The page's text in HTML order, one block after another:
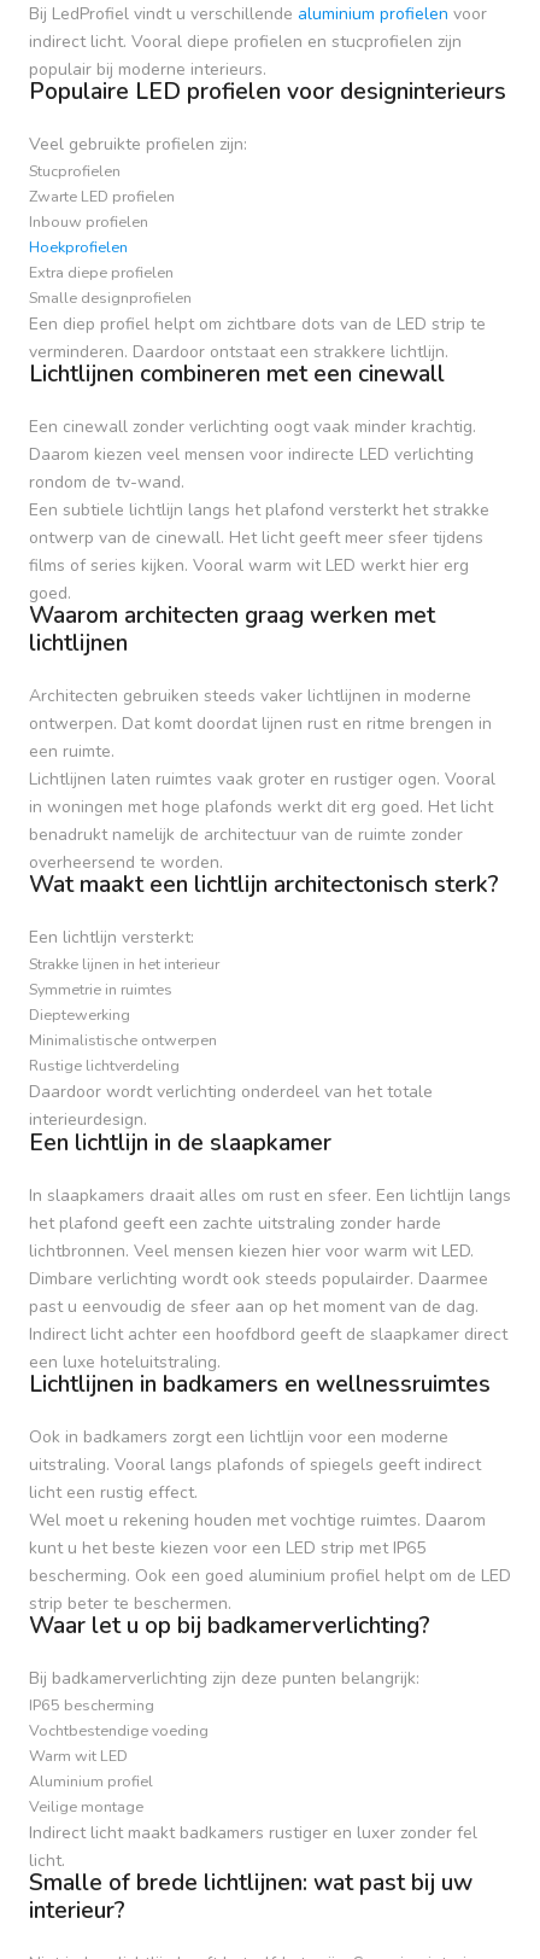
Bij LedProfiel vindt u verschillende aluminium profielen voor
indirect licht. Vooral diepe profielen en stucprofielen zijn
populair bij moderne interieurs.
Populaire LED profielen voor designinterieurs
Veel gebruikte profielen zijn:
Stucprofielen
Zwarte LED profielen
Inbouw profielen
Hoekprofielen
Extra diepe profielen
Smalle designprofielen
Een diep profiel helpt om zichtbare dots van de LED strip te
verminderen. Daardoor ontstaat een strakkere lichtlijn.
Lichtlijnen combineren met een cinewall
Een cinewall zonder verlichting oogt vaak minder krachtig.
Daarom kiezen veel mensen voor indirecte LED verlichting
rondom de tv-wand.
Een subtiele lichtlijn langs het plafond versterkt het strakke
ontwerp van de cinewall. Het licht geeft meer sfeer tijdens
films of series kijken. Vooral warm wit LED werkt hier erg
goed.
Waarom architecten graag werken met
lichtlijnen
Architecten gebruiken steeds vaker lichtlijnen in moderne
ontwerpen. Dat komt doordat lijnen rust en ritme brengen in
een ruimte.
Lichtlijnen laten ruimtes vaak groter en rustiger ogen. Vooral
in woningen met hoge plafonds werkt dit erg goed. Het licht
benadrukt namelijk de architectuur van de ruimte zonder
overheersend te worden.
Wat maakt een lichtlijn architectonisch sterk?
Een lichtlijn versterkt:
Strakke lijnen in het interieur
Symmetrie in ruimtes
Dieptewerking
Minimalistische ontwerpen
Rustige lichtverdeling
Daardoor wordt verlichting onderdeel van het totale
interieurdesign.
Een lichtlijn in de slaapkamer
In slaapkamers draait alles om rust en sfeer. Een lichtlijn langs
het plafond geeft een zachte uitstraling zonder harde
lichtbronnen. Veel mensen kiezen hier voor warm wit LED.
Dimbare verlichting wordt ook steeds populairder. Daarmee
past u eenvoudig de sfeer aan op het moment van de dag.
Indirect licht achter een hoofdbord geeft de slaapkamer direct
een luxe hoteluitstraling.
Lichtlijnen in badkamers en wellnessruimtes
Ook in badkamers zorgt een lichtlijn voor een moderne
uitstraling. Vooral langs plafonds of spiegels geeft indirect
licht een rustig effect.
Wel moet u rekening houden met vochtige ruimtes. Daarom
kunt u het beste kiezen voor een LED strip met IP65
bescherming. Ook een goed aluminium profiel helpt om de LED
strip beter te beschermen.
Waar let u op bij badkamerverlichting?
Bij badkamerverlichting zijn deze punten belangrijk:
IP65 bescherming
Vochtbestendige voeding
Warm wit LED
Aluminium profiel
Veilige montage
Indirect licht maakt badkamers rustiger en luxer zonder fel
licht.
Smalle of brede lichtlijnen: wat past bij uw
interieur?